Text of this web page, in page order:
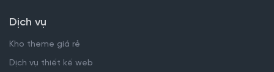
Dịch vụ
Kho theme giá rẻ
Dịch vụ thiết kế web